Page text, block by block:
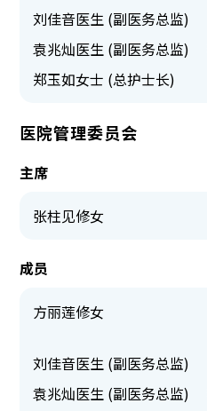
刘佳音医生 (副医务总监)
袁兆灿医生 (副医务总监)
郑玉如女士 (总护士长)
医院管理委员会
主席
张柱见修女
成员
方丽莲修女
刘佳音医生 (副医务总监)
袁兆灿医生 (副医务总监)